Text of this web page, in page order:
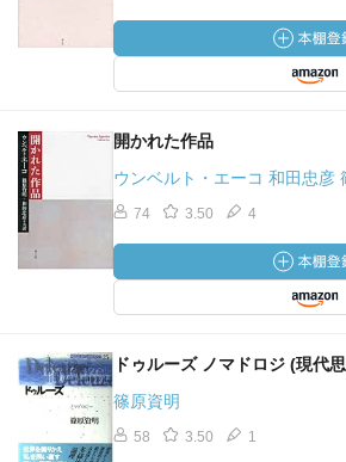
開かれた作品
ウンベルト・エーコ 和田忠彦
74 3.50 4
ドゥルーズ ノマドロジ (現代
篠原資明
58 3.50 1